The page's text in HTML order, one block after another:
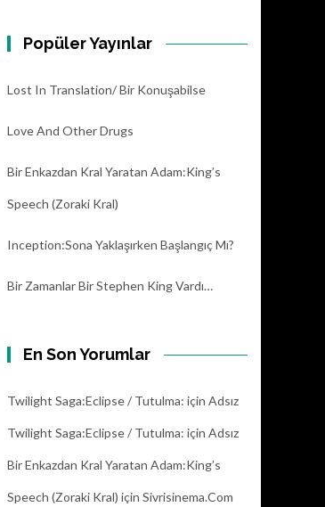
Popüler Yayınlar
Lost In Translation/ Bir Konuşabilse
Love And Other Drugs
Bir Enkazdan Kral Yaratan Adam:King’s
Speech (Zoraki Kral)
Inception:Sona Yaklaşırken Başlangıç Mı?
Bir Zamanlar Bir Stephen King Vardı…
En Son Yorumlar
Twilight Saga:Eclipse / Tutulma: için Adsız
Twilight Saga:Eclipse / Tutulma: için Adsız
Bir Enkazdan Kral Yaratan Adam:King’s
Speech (Zoraki Kral) için Sivrisinema.com